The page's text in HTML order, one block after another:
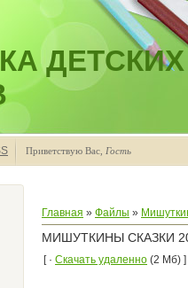
ДЕТСКИХ
Приветствую Вас Гость
Главная » Файлы »
МИШУТКИНЫ СКАЗКИ
[ · Скачать удаленно (2 Мб) ]